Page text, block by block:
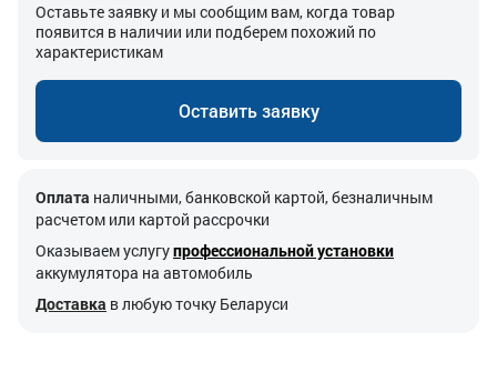
Оставьте заявку и мы сообщим вам, когда товар
появится в наличии или подберем похожий по
характеристикам
Оставить заявку
Оплата наличными, банковской картой, безналичным
расчетом или картой рассрочки
Оказываем услугупрофессиональной установки
аккумулятора на автомобиль
Доставка в любую точку Беларуси